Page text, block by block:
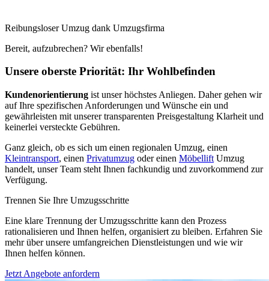
Reibungsloser Umzug dank Umzugsfirma
Bereit, aufzubrechen? Wir ebenfalls!
Unsere oberste Priorität: Ihr Wohlbefinden
Kundenorientierung ist unser höchstes Anliegen. Daher gehen wir
auf Ihre spezifischen Anforderungen und Wünsche ein und
gewährleisten mit unserer transparenten Preisgestaltung Klarheit und
keinerlei versteckte Gebühren.
Ganz gleich, ob es sich um einen regionalen Umzug, einen
Kleintransport, einen Privatumzug oder einen Möbellift Umzug
handelt, unser Team steht Ihnen fachkundig und zuvorkommend zur
Verfügung.
Trennen Sie Ihre Umzugsschritte
Eine klare Trennung der Umzugsschritte kann den Prozess
rationalisieren und Ihnen helfen, organisiert zu bleiben. Erfahren Sie
mehr über unsere umfangreichen Dienstleistungen und wie wir
Ihnen helfen können.
Jetzt Angebote anfordern